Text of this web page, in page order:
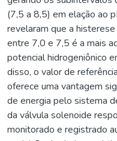
(7,5 a 8,5) em elação ao
revelaram que a
entre 7,0 e 7,5 é a mais
potencial hidrogeniônico
disso, o valor de
oferece uma vantagem
de energia pelo sistema
da válvula solenoide
monitorado e registrado